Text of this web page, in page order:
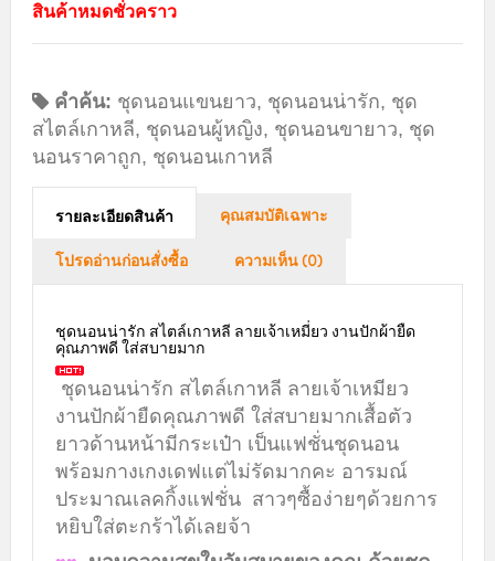
สินค้าหมดชั่วคราว
คำค้น: ชุดนอนแขนยาว, ชุดนอนน่ารัก, ชุด
สไตล์เกาหลี, ชุดนอนผู้หญิง, ชุดนอนขายาว, ชุด
นอนราคาถูก, ชุดนอนเกาหลี
รายละเอียดสินค้า คุณสมบัติเฉพาะ
โปรดอ่านก่อนสั่งซื้อ ความเห็น (0)
ชุดนอนน่ารัก สไตล์เกาหลี ลายเจ้าเหมี่ยว งานปักผ้ายืด
คุณภาพดี ใส่สบายมาก
ชุดนอนน่ารัก สไตล์เกาหลี ลายเจ้าเหมียว
งานปักผ้ายืดคุณภาพดี ใส่สบายมากเสื้อตัว
ยาวด้านหน้ามีกระเป๋า เป็นแฟชั่นชุดนอน
พร้อมกางเกงเดฟแต่ไม่รัดมากคะ อารมณ์
ประมาณเลคกิ้งแฟชั่น สาวๆซื้อง่ายๆด้วยการ
หยิบใส่ตะกร้าได้เลยจ้า